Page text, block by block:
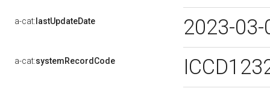
a-cat: lastUpdateDate 2023-
a-cat:systemRecordCode